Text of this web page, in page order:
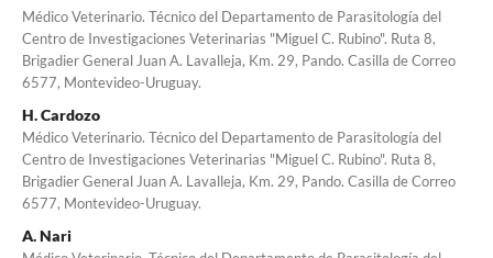
Médico Veterinario. Técnico del Departamento de Parasitología del
Centro de Investigaciones Veterinarias "Miguel C. Rubino". Ruta 8,
Brigadier General Juan A. Lavalleja, Km. 29, Pando. Casilla de Correo
6577, Montevideo-Uruguay.
H. Cardozo
Médico Veterinario. Técnico del Departamento de Parasitología del
Centro de Investigaciones Veterinarias "Miguel C. Rubino". Ruta 8,
Brigadier General Juan A. Lavalleja, Km. 29, Pando. Casilla de Correo
6577, Montevideo-Uruguay.
A. Nari